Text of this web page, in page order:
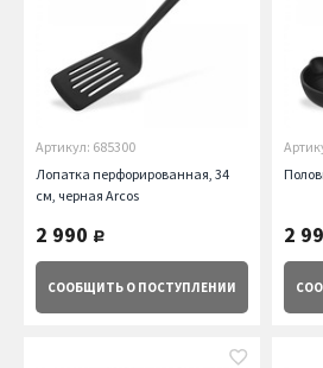
Артикул: 685300
Лопатка перфорированная, 34
см, черная Arcos
2 990 руб.
СООБЩИТЬ О ПОСТУПЛЕНИИ
2